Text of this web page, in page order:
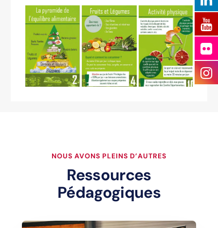
NOUS AVONS PLEINS D’AUTRES
Ressources
Pédagogiques